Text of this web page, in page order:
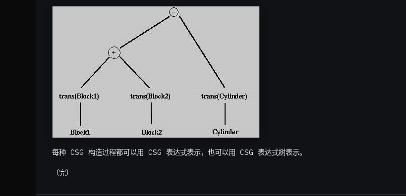
每种 CSG 构造过程都可以用 CSG 表达式表示，也可以用 CSG 表达式树表示。
（完）